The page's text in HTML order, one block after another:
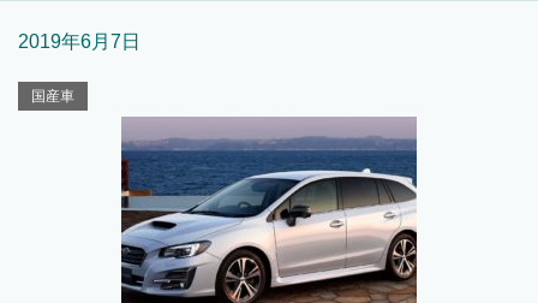
2019年6月7日
国産車